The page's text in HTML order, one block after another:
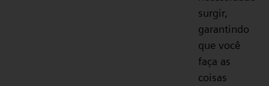
surgir,
garantindo
que você
faça as
coisas